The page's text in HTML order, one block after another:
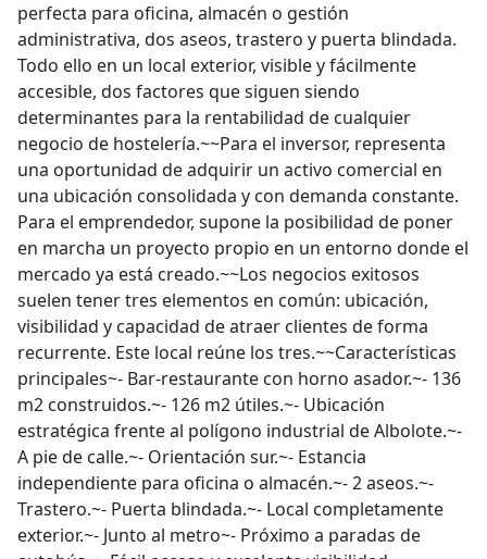
perfecta para oficina, almacén o gestión
administrativa, dos aseos, trastero y puerta blindada.
Todo ello en un local exterior, visible y fácilmente
accesible, dos factores que siguen siendo
determinantes para la rentabilidad de cualquier
negocio de hostelería.~~Para el inversor, representa
una oportunidad de adquirir un activo comercial en
una ubicación consolidada y con demanda constante.
Para el emprendedor, supone la posibilidad de poner
en marcha un proyecto propio en un entorno donde el
mercado ya está creado.~~Los negocios exitosos
suelen tener tres elementos en común: ubicación,
visibilidad y capacidad de atraer clientes de forma
recurrente. Este local reúne los tres.~~Características
principales~- Bar-restaurante con horno asador.~- 136
m2 construidos.~- 126 m2 útiles.~- Ubicación
estratégica frente al polígono industrial de Albolote.~-
A pie de calle.~- Orientación sur.~- Estancia
independiente para oficina o almacén.~- 2 aseos.~-
Trastero.~- Puerta blindada.~- Local completamente
exterior.~- Junto al metro~- Próximo a paradas de